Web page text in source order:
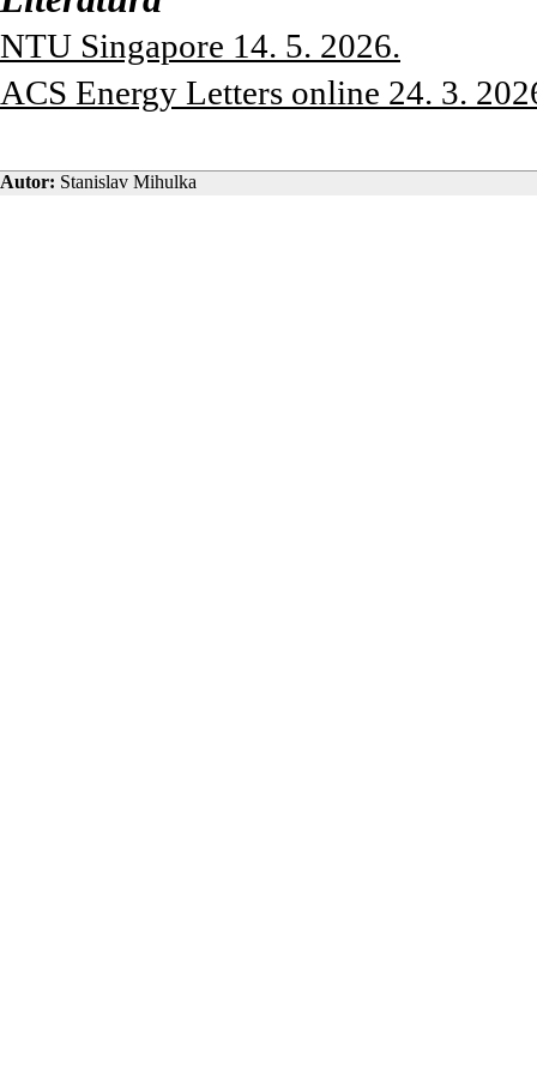
NTU Singapore 14. 5. 2026.
ACS Energy Letters online 24. 3.
Autor: Stanislav Mihulka